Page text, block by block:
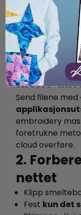
flat.
La oss
1.
filene
Send filene med
embroidery
foretrukne
cloud overføre.
2.
nettet
Klipp
Fest kun det